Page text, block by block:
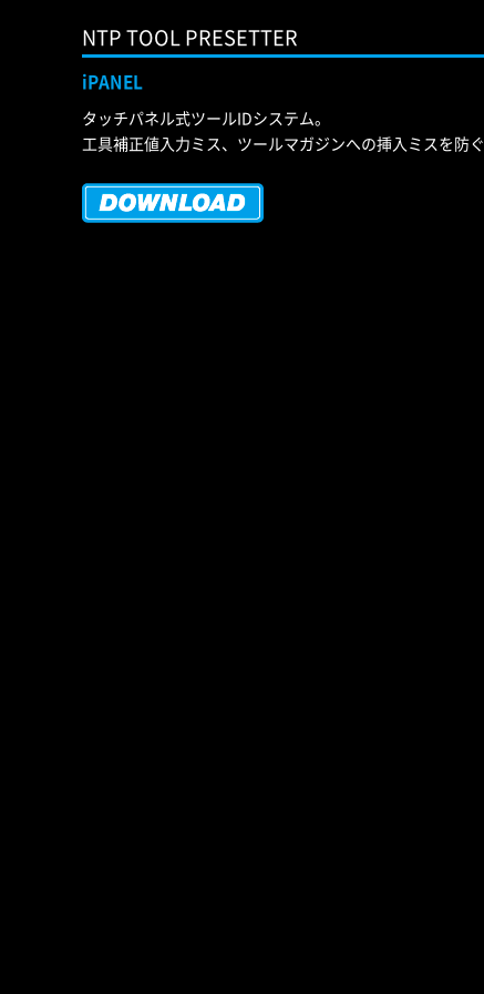
NTP TOOL PRESETTER
iPANEL
タッチパネル式ツールIDシステム。
工具補正値入力ミス、ツールマガジンへの挿入ミスを防ぐ